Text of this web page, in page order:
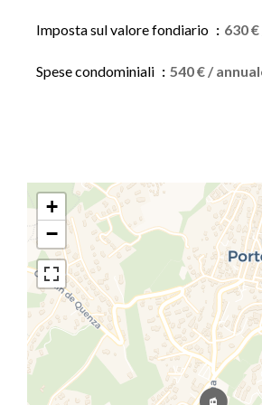
Imposta sul valore fondiario 630
Spese condominiali 540 € /
+
−